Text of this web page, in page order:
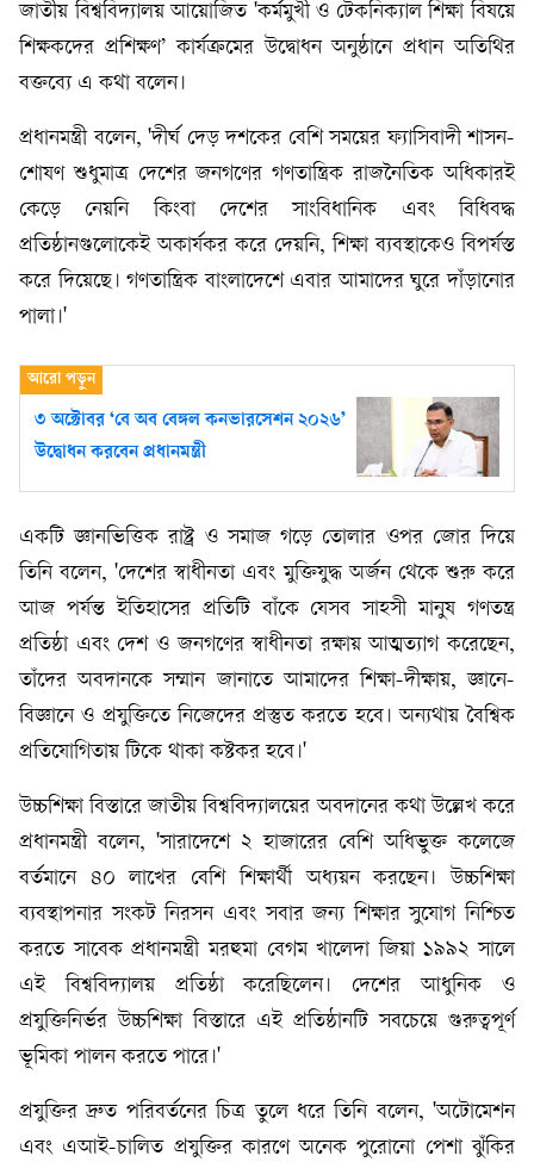
জাতীয় বিশ্ববিদ্যালয় আয়োজিত 'কর্মমুখী ও টেকনিক্যাল শিক্ষা বিষয়ে
শিক্ষকদের প্রশিক্ষণ’ কার্যক্রমের উদ্বোধন অনুষ্ঠানে প্রধান অতিথির
বক্তব্যে এ কথা বলেন।
প্রধানমন্ত্রী বলেন, 'দীর্ঘ দেড় দশকের বেশি সময়ের ফ্যাসিবাদী শাসন-
শোষণ শুধুমাত্র দেশের জনগণের গণতান্ত্রিক রাজনৈতিক অধিকারই
কেড়ে নেয়নি কিংবা দেশের সাংবিধানিক এবং বিধিবদ্ধ
প্রতিষ্ঠানগুলোকেই অকার্যকর করে দেয়নি, শিক্ষা ব্যবস্থাকেও বিপর্যস্ত
করে দিয়েছে। গণতান্ত্রিক বাংলাদেশে এবার আমাদের ঘুরে দাঁড়ানোর
পালা।'
৩ অক্টোবর ‘বে অব বেঙ্গল কনভারসেশন ২০২৬’
উদ্বোধন করবেন প্রধানমন্ত্রী
একটি জ্ঞানভিত্তিক রাষ্ট্র ও সমাজ গড়ে তোলার ওপর জোর দিয়ে
তিনি বলেন, 'দেশের স্বাধীনতা এবং মুক্তিযুদ্ধ অর্জন থেকে শুরু করে
আজ পর্যন্ত ইতিহাসের প্রতিটি বাঁকে যেসব সাহসী মানুষ গণতন্ত্র
প্রতিষ্ঠা এবং দেশ ও জনগণের স্বাধীনতা রক্ষায় আত্মত্যাগ করেছেন,
তাঁদের অবদানকে সম্মান জানাতে আমাদের শিক্ষা-দীক্ষায়, জ্ঞানে-
বিজ্ঞানে ও প্রযুক্তিতে নিজেদের প্রস্তুত করতে হবে। অন্যথায় বৈশ্বিক
প্রতিযোগিতায় টিকে থাকা কষ্টকর হবে।'
উচ্চশিক্ষা বিস্তারে জাতীয় বিশ্ববিদ্যালয়ের অবদানের কথা উল্লেখ করে
প্রধানমন্ত্রী বলেন, 'সারাদেশে ২ হাজারের বেশি অধিভুক্ত কলেজে
বর্তমানে ৪০ লাখের বেশি শিক্ষার্থী অধ্যয়ন করছেন। উচ্চশিক্ষা
ব্যবস্থাপনার সংকট নিরসন এবং সবার জন্য শিক্ষার সুযোগ নিশ্চিত
করতে সাবেক প্রধানমন্ত্রী মরহুমা বেগম খালেদা জিয়া ১৯৯২ সালে
এই বিশ্ববিদ্যালয় প্রতিষ্ঠা করেছিলেন। দেশের আধুনিক ও
প্রযুক্তিনির্ভর উচ্চশিক্ষা বিস্তারে এই প্রতিষ্ঠানটি সবচেয়ে গুরুত্বপূর্ণ
ভূমিকা পালন করতে পারে।'
প্রযুক্তির দ্রুত পরিবর্তনের চিত্র তুলে ধরে তিনি বলেন, 'অটোমেশন
এবং এআই-চালিত প্রযুক্তির কারণে অনেক পুরোনো পেশা ঝুঁকির